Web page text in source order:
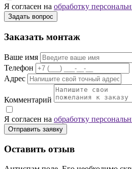
Я согласен на обработку
Задать вопрос
Заказать монтаж
Ваше имя
Телефон
Адрес
Комментарий
Я согласен на обработку
Отправить заявку
Оставить отзыв